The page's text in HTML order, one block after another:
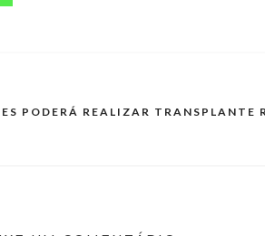
PODERÁ REALIZAR TRANSPLANTE